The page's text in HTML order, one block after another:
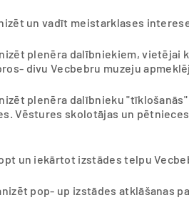
un vadīt meistarklases
plenēra dalībniekiem,
divu Vecbebru muzeju
plenēra dalībnieku
Vēstures skolotājas un
un iekārtot izstādes telpu
pop- up izstādes atklāšanas